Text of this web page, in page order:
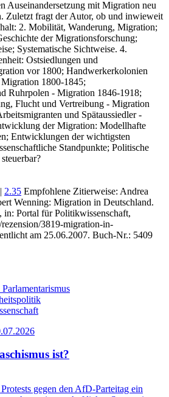
Auseinandersetzung mit Migration neu
Zuletzt fragt der Autor, ob und inwieweit
2. Mobilität, Wanderung, Migration;
der Migrationsforschung;
Systematische Sichtweise. 4.
Ostsiedlungen und
vor 1800; Handwerkerkolonien
1800-1845;
Ruhrpolen - Migration 1846-1918;
Flucht und Vertreibung - Migration
und Spätaussiedler -
der Migration: Modellhafte
Entwicklungen der wichtigsten
Standpunkte; Politische
| 2.35 Empfohlene Zitierweise: Andrea
Wenning: Migration in Deutschland.
Portal für Politikwissenschaft,
3819-migration-in-
am 25.06.2007. Buch-Nr.: 5409
ist?
gegen den AfD-Parteitag ein